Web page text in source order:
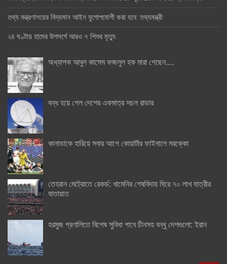
তথ্য মন্ত্রণালয়ের বিদ্যমান আইন যুগোপযোগী করা হবে: তথ্যমন্ত্রী
২৪ ঘণ্টায় হামের উপসর্গে আরও ৭ শিশুর মৃত্যু
অধ্যাপক আবুল কাসেম ফজলুল হক মারা গেছেন….
বন্ধ হয়ে গেল দেশের একমাত্র সচল রাডার
কানাডাকে হারিয়ে সবার আগে কোয়ার্টার ফাইনালে মরক্কো
তেহরান মেট্রোতে রেকর্ড: খামেনির শেষবিদায় ঘিরে ৭০ লাখ যাত্রীর
যাতায়াত
হরমুজ প্রণালিতে বিশেষ সুবিধা পাবে চীনসহ বন্ধু দেশগুলো: ইরান